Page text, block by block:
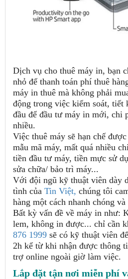
Dịch vụ cho thuê máy in, bạn
nhỏ để thanh toán phí thuê
máy in thuê mà không phải
động trong việc kiểm soát, tiết
đầu để đầu tư máy in mới, chi
nhiều.
Việc thuê máy sẽ hạn chế
mẫu mã máy, mất quá nhiều
tiền đầu tư máy, tiền mực sử
sửa chữa/ bảo trì máy...
Với đội ngũ kỹ thuật viên dày
tình của Tin Việt, chúng tôi
hàng một cách nhanh chóng
Bất kỳ vấn đề về máy in như:
lem, không in được... chỉ cần
876 1999 sẽ có kỹ thuật viên
2h kể từ khi nhận được thông
trợ online ngoài giờ làm việc.
Lắp đặt tận nơi miễn phí